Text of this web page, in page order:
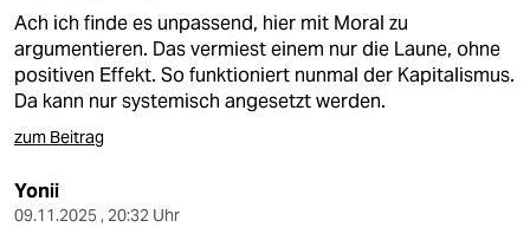
berlin
nord
wahrheit
verlag
Ach ich finde es unpassend, hier mit Moral zu
argumentieren. Das vermiest einem nur die Laune, ohne
positiven Effekt. So funktioniert nunmal der Kapitalismus.
Da kann nur systemisch angesetzt werden.
zum Beitrag
Yonii
09.11.2025 , 20:32 Uhr